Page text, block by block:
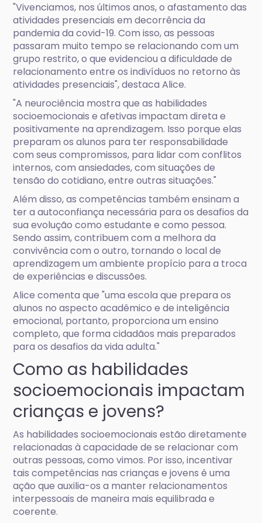
"Vivenciamos, nos últimos anos, o afastamento das
atividades presenciais em decorrência da
pandemia da covid-19. Com isso, as pessoas
passaram muito tempo se relacionando com um
grupo restrito, o que evidenciou a dificuldade de
relacionamento entre os indivíduos no retorno às
atividades presenciais", destaca Alice.
"A neurociência mostra que as habilidades
socioemocionais e afetivas impactam direta e
positivamente na aprendizagem. Isso porque elas
preparam os alunos para ter responsabilidade
com seus compromissos, para lidar com conflitos
internos, com ansiedades, com situações de
tensão do cotidiano, entre outras situações."
Além disso, as competências também ensinam a
ter a autoconfiança necessária para os desafios da
sua evolução como estudante e como pessoa.
Sendo assim, contribuem com a melhora da
convivência com o outro, tornando o local de
aprendizagem um ambiente propício para a troca
de experiências e discussões.
Alice comenta que "uma escola que prepara os
alunos no aspecto acadêmico e de inteligência
emocional, portanto, proporciona um ensino
completo, que forma cidadãos mais preparados
para os desafios da vida adulta."
Como as habilidades
socioemocionais impactam
crianças e jovens?
As habilidades socioemocionais estão diretamente
relacionadas à capacidade de se relacionar com
outras pessoas, como vimos. Por isso, incentivar
tais competências nas crianças e jovens é uma
ação que auxilia-os a manter relacionamentos
interpessoais de maneira mais equilibrada e
coerente.